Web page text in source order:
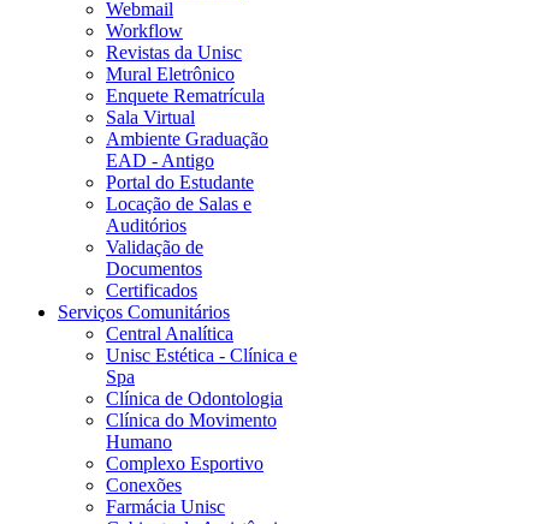
Webmail
Workflow
Revistas da Unisc
Mural Eletrônico
Enquete Rematrícula
Sala Virtual
Ambiente Graduação
EAD - Antigo
Portal do Estudante
Locação de Salas e
Auditórios
Validação de
Documentos
Certificados
Serviços Comunitários
Central Analítica
Unisc Estética - Clínica e
Spa
Clínica de Odontologia
Clínica do Movimento
Humano
Complexo Esportivo
Conexões
Farmácia Unisc